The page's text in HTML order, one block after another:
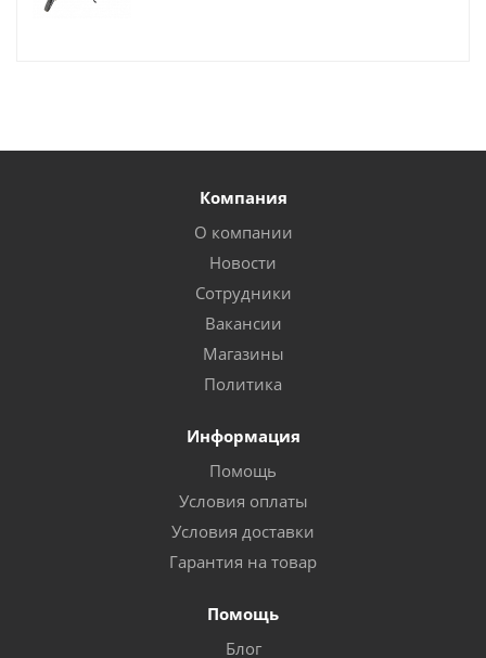
Компания
О компании
Новости
Сотрудники
Вакансии
Магазины
Политика
Информация
Помощь
Условия оплаты
Условия доставки
Гарантия на товар
Помощь
Блог